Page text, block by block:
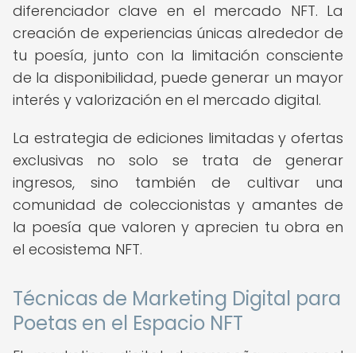
diferenciador clave en el mercado NFT. La
creación de experiencias únicas alrededor de
tu poesía, junto con la limitación consciente
de la disponibilidad, puede generar un mayor
interés y valorización en el mercado digital.
La estrategia de ediciones limitadas y ofertas
exclusivas no solo se trata de generar
ingresos, sino también de cultivar una
comunidad de coleccionistas y amantes de
la poesía que valoren y aprecien tu obra en
el ecosistema NFT.
Técnicas de Marketing Digital para
Poetas en el Espacio NFT